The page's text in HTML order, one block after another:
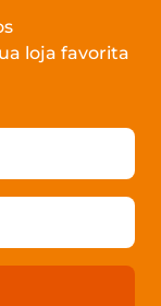
loja favorita